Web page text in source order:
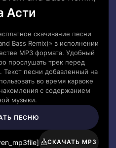
Асти
скачивание песни
Bass Remix)» в исполнении
MP3 формата. Удобный
прослушать трек перед
Текст песни добавленный на
во время караоке
с содержанием
музыки.
ПЕСНЮ
СКАЧАТЬ MP3